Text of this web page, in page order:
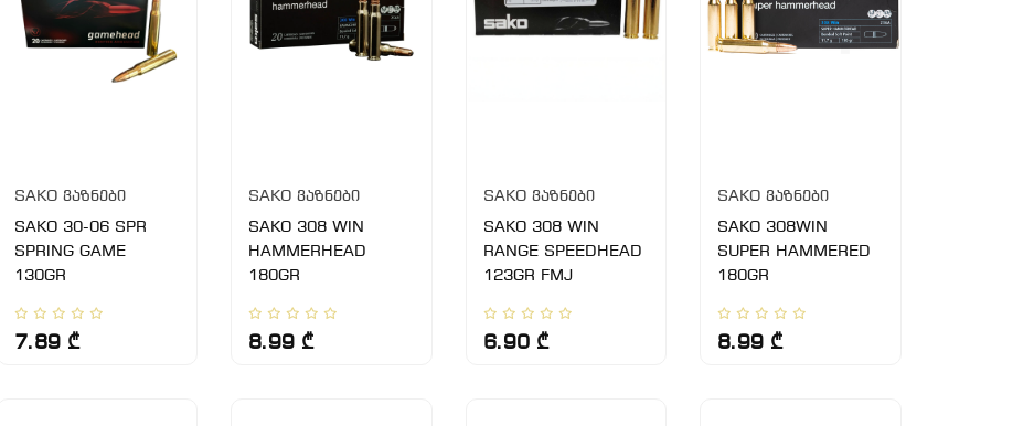
SAKO ვაზნები
SAKO 30-06 SPR
SPRING GAME
130GR
7.89 ₾
SAKO ვაზნები
SAKO 308 WIN
HAMMERHEAD
180GR
8.99 ₾
SAKO ვაზნები
SAKO 308 WIN
RANGE SPEEDHEAD
123GR FMJ
6.90 ₾
SAKO ვაზნები
SAKO 308WIN
SUPER HAMMERED
180GR
8.99 ₾